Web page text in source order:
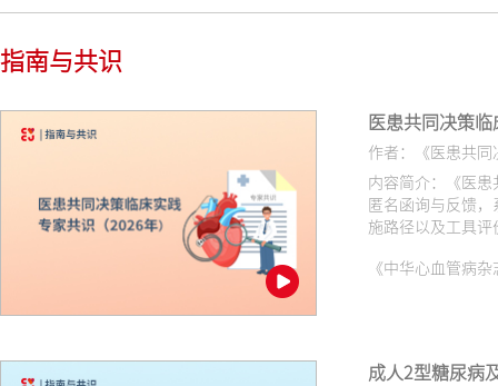
指南与共识
医患共同决策
作者：《医患共
内容简介：《医
匿名函询与反馈
施路径以及工具
《中华心血管病
成人2型糖尿病